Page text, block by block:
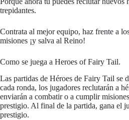
trepidantes.
Contrata al mejor equipo, haz frente a
misiones ¡y salva al Reino!
Como se juega a Heroes of Fairy Tail.
Las partidas de Héroes de Fairy Tail se
cada ronda, los jugadores reclutarán a
enviarán a combatir o a cumplir
prestigio. Al final de la partida, gana el
prestigio.